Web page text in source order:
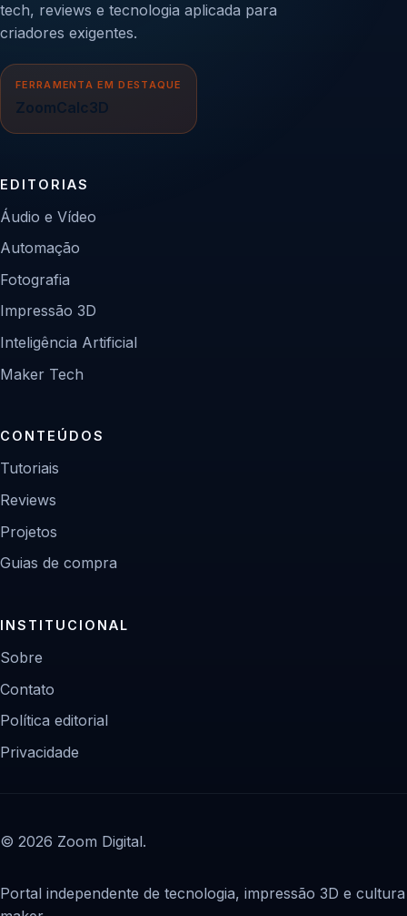
tech, reviews e tecnologia aplicada para
criadores exigentes.
FERRAMENTA EM DESTAQUE
ZoomCalc3D
EDITORIAS
Áudio e Vídeo
Automação
Fotografia
Impressão 3D
Inteligência Artificial
Maker Tech
CONTEÚDOS
Tutoriais
Reviews
Projetos
Guias de compra
INSTITUCIONAL
Sobre
Contato
Política editorial
Privacidade
© 2026 Zoom Digital.
Portal independente de tecnologia, impressão 3D e cultura